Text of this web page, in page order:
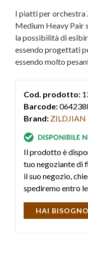
I piatti per orchestra
Medium Heavy Pair
la possibilità di
essendo progettati
essendo molto
Cod. prodotto:
Barcode:
Brand: ZILDJIAN
Il prodotto è
tuo negoziante di
il suo negozio,
spediremo entro
HAI